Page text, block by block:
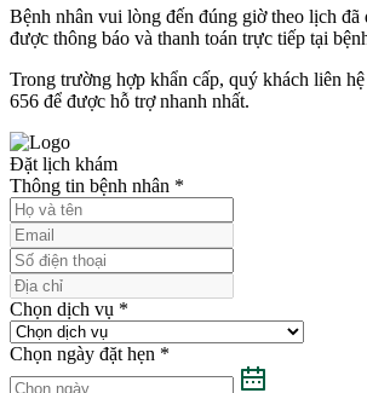
Bệnh nhân vui lòng đến đúng giờ theo lịch đã
được thông báo và thanh toán trực tiếp tại
Trong trường hợp khẩn cấp, quý khách liên
656 để được hỗ trợ nhanh nhất.
Đặt lịch khám
Thông tin bệnh nhân *
Chọn dịch vụ *
Chọn ngày đặt hẹn *